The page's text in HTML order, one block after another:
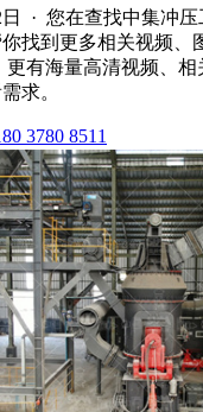
日 · 您在查找中集冲
找到更多相关视频、
更有海量高清视频、
求。
3780 8511